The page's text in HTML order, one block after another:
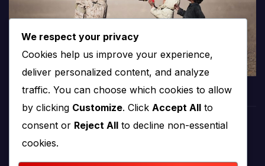
We respect your privacy
Cookies help us improve your experience,
deliver personalized content, and analyze
traffic. You can choose which cookies to allow
by clicking Customize. Click Accept All to
consent or Reject All to decline non-essential
cookies.